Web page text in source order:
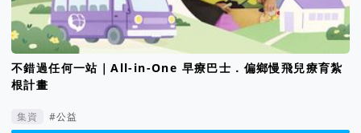
不錯過任何一站｜All-in-One 早療巴士．偏鄉慢飛兒療育紮
根計畫
集資 #公益